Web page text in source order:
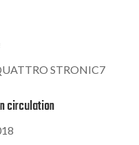
STRONIC7
circulation